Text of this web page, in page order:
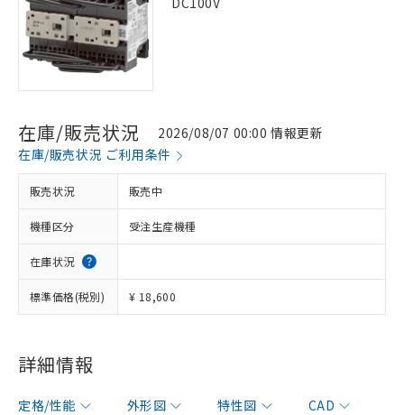
在庫/販売状況
2026/08/07 00:00 情報更新
在庫/販売状況 ご利用条件
販売状況 販売中
機種区分 受注生産機種
在庫状況
標準価格(税別) ¥ 18,600
詳細情報
定格/性能 外形図 特性図
CAD